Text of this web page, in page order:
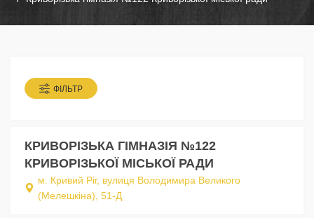
ФІЛЬТР
КРИВОРІЗЬКА ГІМНАЗІЯ №122
КРИВОРІЗЬКОЇ МІСЬКОЇ РАДИ
м. Кривий Ріг, вулиця Володимира Великого
(Мелешкіна), 51-Д